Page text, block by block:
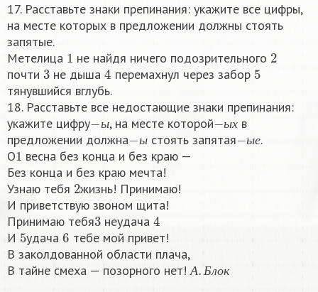
17. Расставьте знаки препинания: укажите все цифры,
на месте которых в предложении должны стоять
запятые.
Метелица 1 не найдя ничего подозрительного 2
почти 3 не дыша4 перемахнул через забор 5
тянувшийся вглубь.
18. Расставьте все недостающие знаки препинания:
укажите цифру
ы
−ы , на месте которой ых
−ых в
предложении должна
ы
−ы стоять запятая ые
−ы
.
О1 весна без конца и без краю —
Без конца и без краю мечта!
Узнаю тебя 2жизнь! Принимаю!
И приветствую звоном щита!
Принимаю тебя3 неудача4
И 5удача6 тебе мой привет!
В заколдованной области плача,
В тайне смеха — позорного нет!А Бл ок
А Бл